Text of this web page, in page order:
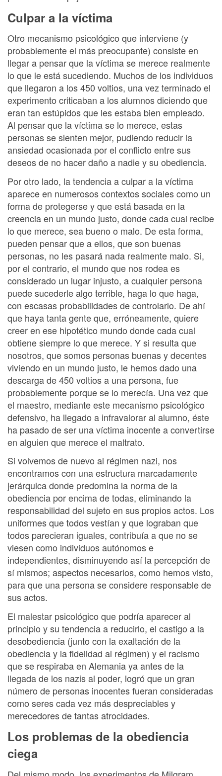
Culpar a la víctima
Otro mecanismo psicológico que interviene (y
probablemente el más preocupante) consiste en
llegar a pensar que la víctima se merece realmente
lo que le está sucediendo. Muchos de los individuos
que llegaron a los 450 voltios, una vez terminado el
experimento criticaban a los alumnos diciendo que
eran tan estúpidos que les estaba bien empleado.
Al pensar que la víctima se lo merece, estas
personas se sienten mejor, pudiendo reducir la
ansiedad ocasionada por el conflicto entre sus
deseos de no hacer daño a nadie y su obediencia.
Por otro lado, la tendencia a culpar a la víctima
aparece en numerosos contextos sociales como un
forma de protegerse y que está basada en la
creencia en un mundo justo, donde cada cual recibe
lo que merece, sea bueno o malo. De esta forma,
pueden pensar que a ellos, que son buenas
personas, no les pasará nada realmente malo. Si,
por el contrario, el mundo que nos rodea es
considerado un lugar injusto, a cualquier persona
puede sucederle algo terrible, haga lo que haga,
con escasas probabilidades de controlarlo. De ahí
que haya tanta gente que, erróneamente, quiere
creer en ese hipotético mundo donde cada cual
obtiene siempre lo que merece. Y si resulta que
nosotros, que somos personas buenas y decentes
viviendo en un mundo justo, le hemos dado una
descarga de 450 voltios a una persona, fue
probablemente porque se lo merecía. Una vez que
el maestro, mediante este mecanismo psicológico
defensivo, ha llegado a infravalorar al alumno, éste
ha pasado de ser una víctima inocente a convertirse
en alguien que merece el maltrato.
Si volvemos de nuevo al régimen nazi, nos
encontramos con una estructura marcadamente
jerárquica donde predomina la norma de la
obediencia por encima de todas, eliminando la
responsabilidad del sujeto en sus propios actos. Los
uniformes que todos vestían y que lograban que
todos parecieran iguales, contribuía a que no se
viesen como individuos autónomos e
independientes, disminuyendo así la percepción de
sí mismos; aspectos necesarios, como hemos visto,
para que una persona se considere responsable de
sus actos.
El malestar psicológico que podría aparecer al
principio y su tendencia a reducirlo, el castigo a la
desobediencia (junto con la exaltación de la
obediencia y la fidelidad al régimen) y el racismo
que se respiraba en Alemania ya antes de la
llegada de los nazis al poder, logró que un gran
número de personas inocentes fueran consideradas
como seres cada vez más despreciables y
merecedores de tantas atrocidades.
Los problemas de la obediencia
ciega